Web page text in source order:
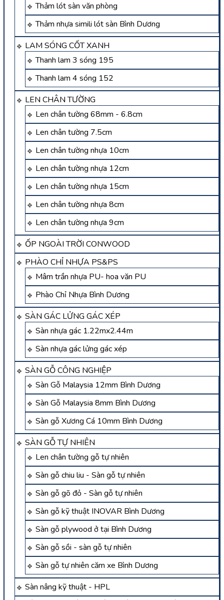
Thảm lót sàn văn phòng
Thảm nhựa simili lót sàn Bình Dương
LAM SÓNG CỐT XANH
Thanh lam 3 sóng 195
Thanh lam 4 sóng 152
LEN CHÂN TƯỜNG
Len chân tường 68mm - 6.8cm
Len chân tường 7.5cm
Len chân tường nhựa 10cm
Len chân tường nhựa 12cm
Len chân tường nhựa 15cm
Len chân tường nhựa 8cm
Len chân tường nhựa 9cm
ỐP NGOÀI TRỜI CONWOOD
PHÀO CHỈ NHỰA PS&PS
Mâm trần nhựa PU- hoa văn PU
Phào Chỉ Nhựa Bình Dương
SÀN GÁC LỬNG GÁC XÉP
Sàn nhựa gác 1.22mx2.44m
Sàn nhựa gác lửng gác xép
SÀN GỖ CÔNG NGHIỆP
Sàn Gỗ Malaysia 12mm Bình Dương
Sàn Gỗ Malaysia 8mm Bình Dương
Sàn gỗ Xương Cá 10mm Bình Dương
SÀN GỖ TỰ NHIÊN
Len chân tường gỗ tự nhiên
Sàn gỗ chiu liu - Sàn gỗ tự nhiên
Sàn gỗ gõ đỏ - Sàn gỗ tự nhiên
Sàn gỗ kỹ thuật INOVAR Bình Dương
Sàn gỗ plywood ở tại Bình Dương
Sàn gỗ sồi - sàn gỗ tự nhiên
Sàn gỗ tự nhiên căm xe Bình Dương
Sàn nâng kỹ thuật - HPL